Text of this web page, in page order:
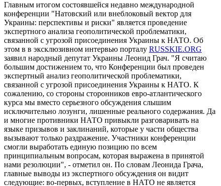
Главным итогом состоявшейся недавно международной
конференции "Натовский или внеблоковый вектор для
Украины: перспективы и риски" является проведение
экспертного анализа геополитической проблематики,
связанной с угрозой присоединения Украины к НАТО. Об
этом в в эксклюзивном интервью порталу RUSSKIE.ORG
заявил народный депутат Украины Леонид Грач. "Я считаю
большим достижением то, что Конференции был проведен
экспертный анализ геополитической проблематики,
связанной с угрозой присоединения Украины к НАТО. К
сожалению, со стороны сторонников евро-атлантического
курса мы вместо серьезного обсуждения слышим
исключительно лозунги, лишенные реального содержания. Да
и многие противники НАТО привыкли разговаривать на
языке призывов и заклинаний, которые у части общества
вызывают только раздражение. Участники конференции
смогли выработать единую позицию по всем
принципиальным вопросам, которая выражена в принятой
нами резолюции", - отметил он. По словам Леонида Грача,
главные выводы из экспертного обсуждения он видит
следующие: во-первых, вступление в НАТО не является